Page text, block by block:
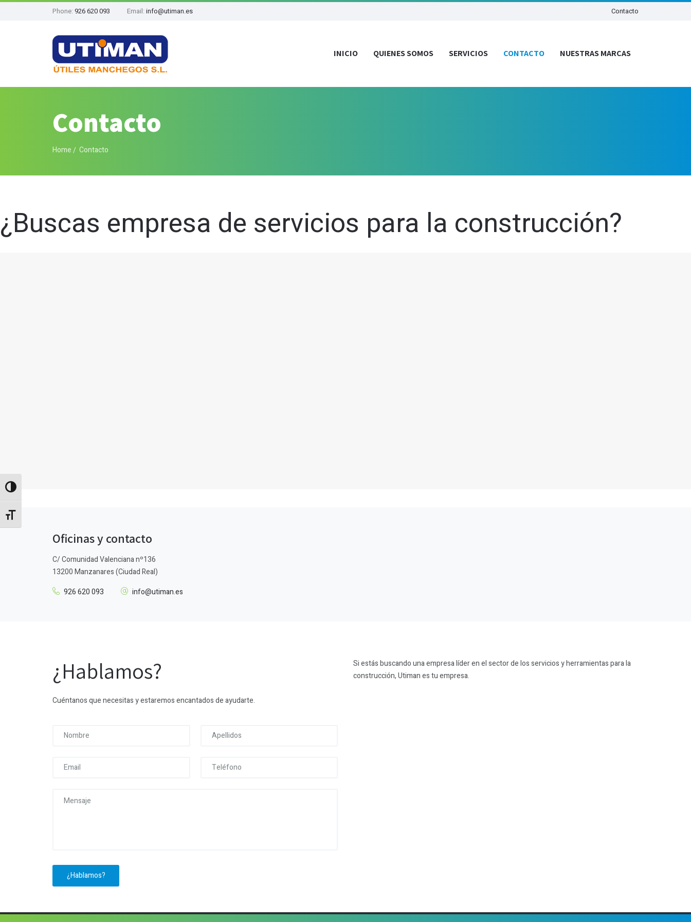
Alternar alto contraste
Alternar tamaño de letra
Phone: 926 620 093 Email: info@utiman.es Contacto
INICIO QUIENES SOMOS SERVICIOS CONTACTO NUESTRAS MARCAS
Contacto
Home Contacto
¿Buscas empresa de servicios para la construcción?
Oficinas y contacto
C/ Comunidad Valenciana nº136
13200 Manzanares (Ciudad Real)
926 620 093
info@utiman.es
¿Hablamos?
Cuéntanos que necesitas y estaremos encantados de ayudarte.
Si estás buscando una empresa líder en el sector de los servicios y herramientas para la
construcción, Utiman es tu empresa.